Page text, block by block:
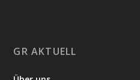
GR AKTUELL